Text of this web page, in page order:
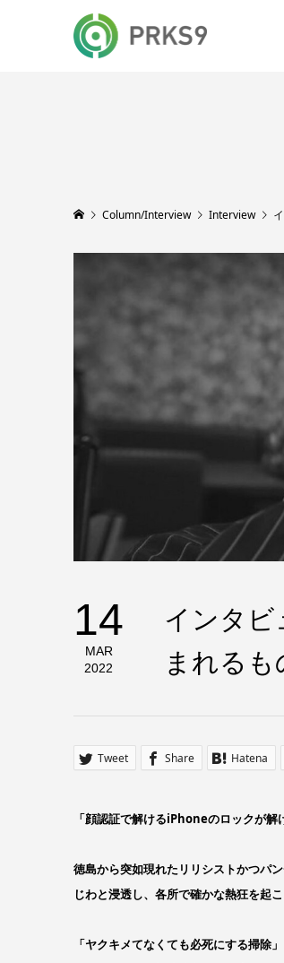
Column/Interview Interview
14
MAR
2022
インタビ
まれるも
Tweet Share Hatena
「顔認証で解けるiPhoneのロックが解
徳島から突如現れたリリシストかつパ
じわと浸透し、各所で確かな熱狂を起
「ヤクキメてなくても必死にする掃除」